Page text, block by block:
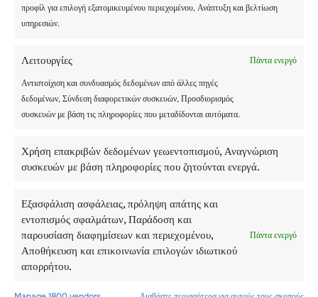
προφίλ για επιλογή εξατομικευμένου περιεχομένου, Ανάπτυξη και βελτίωση
υπηρεσιών.
Λειτουργίες
Πάντα ενεργό
Αντιστοίχιση και συνδυασμός δεδομένων από άλλες πηγές
δεδομένων, Σύνδεση διαφορετικών συσκευών, Προσδιορισμός
συσκευών με βάση τις πληροφορίες που μεταδίδονται αυτόματα.
Χρήση επακριβών δεδομένων γεωεντοπισμού, Αναγνώριση
συσκευών με βάση πληροφορίες που ζητούνται ενεργά.
Εξασφάλιση ασφάλειας, πρόληψη απάτης και
εντοπισμός σφαλμάτων, Παράδοση και
παρουσίαση διαφημίσεων και περιεχομένου,
Αποθήκευση και επικοινωνία επιλογών ιδιωτικού
απορρήτου.
Πάντα ενεργό